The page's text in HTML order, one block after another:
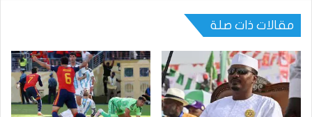
مقالات ذات صلة